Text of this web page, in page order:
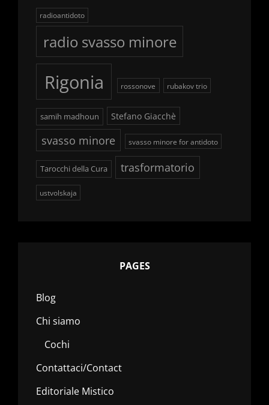
radioantidoto
radio svasso minore
Rigonia rossonove rubakov trio
samih madhoun Stefano Giacchè
svasso minore svasso minore for antidoto
Tarocchi della Cura trasformatorio
ustvolskaja
PAGES
Blog
Chi siamo
Cochi
Contattaci/Contact
Editoriale Mistico